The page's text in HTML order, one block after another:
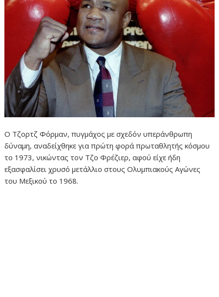
Ο Τζορτζ Φόρμαν, πυγμάχος με σχεδόν υπεράνθρωπη
δύναμη, αναδείχθηκε για πρώτη φορά πρωταθλητής κόσμου
το 1973, νικώντας τον Τζο Φρέζιερ, αφού είχε ήδη
εξασφαλίσει χρυσό μετάλλιο στους Ολυμπιακούς Αγώνες
του Μεξικού το 1968.